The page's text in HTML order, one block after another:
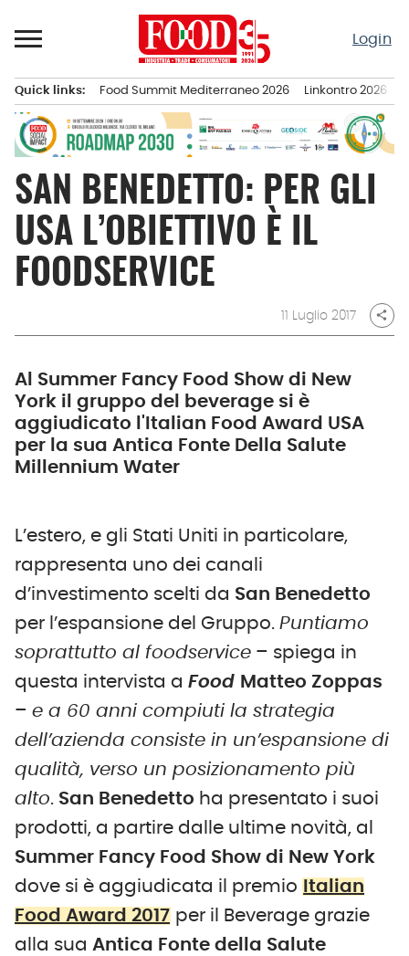
al
Login
principale
Quick links: Food Summit Mediterraneo 2026 Linkontro 2026
SAN BENEDETTO: PER GLI
USA L’OBIETTIVO È IL
FOODSERVICE
11 Luglio 2017 share
Al Summer Fancy Food Show di New
York il gruppo del beverage si è
aggiudicato l'Italian Food Award USA
per la sua Antica Fonte Della Salute
Millennium Water
L’estero, e gli Stati Uniti in particolare,
rappresenta uno dei canali
d’investimento scelti da San Benedetto
per l’espansione del Gruppo. Puntiamo
soprattutto al foodservice – spiega in
questa intervista a Food Matteo Zoppas
– e a 60 anni compiuti la strategia
dell’azienda consiste in un’espansione di
qualità, verso un posizionamento più
alto. San Benedetto ha presentato i suoi
prodotti, a partire dalle ultime novità, al
Summer Fancy Food Show di New York
dove si è aggiudicata il premio
Italian
Food Award 2017 per il Beverage grazie
alla sua Antica Fonte della Salute